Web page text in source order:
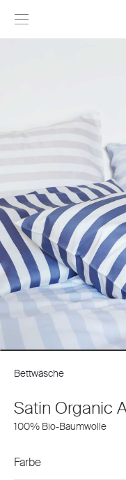
Bettwäsche
Satin Organic
100% Bio-Baumwolle
Farbe